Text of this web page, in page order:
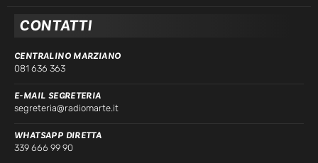
CONTATTI
CENTRALINO MARZIANO
081 636 363
E-MAIL SEGRETERIA
segreteria@radiomarte.it
WHATSAPP DIRETTA
339 666 99 90